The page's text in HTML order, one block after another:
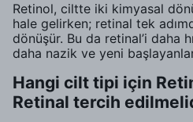
Retinol, ciltte iki kimyasal
hale gelirken; retinal tek
dönüşür. Bu da retinal’i daha
daha nazik ve yeni
Hangi cilt tipi için
Retinal tercih